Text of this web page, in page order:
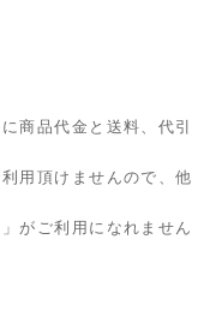
商品代金と送料、代引
用頂けませんので、他
がご利用になれません